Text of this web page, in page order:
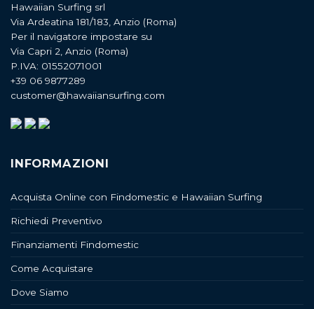
Hawaiian Surfing srl
Via Ardeatina 181/183, Anzio (Roma)
Per il navigatore impostare su
Via Capri 2, Anzio (Roma)
P.IVA: 01552071001
+39 06 9877289
customer@hawaiiansurfing.com
INFORMAZIONI
Acquista Online con Findomestic e Hawaiian Surfing
Richiedi Preventivo
Finanziamenti Findomestic
Come Acquistare
Dove Siamo